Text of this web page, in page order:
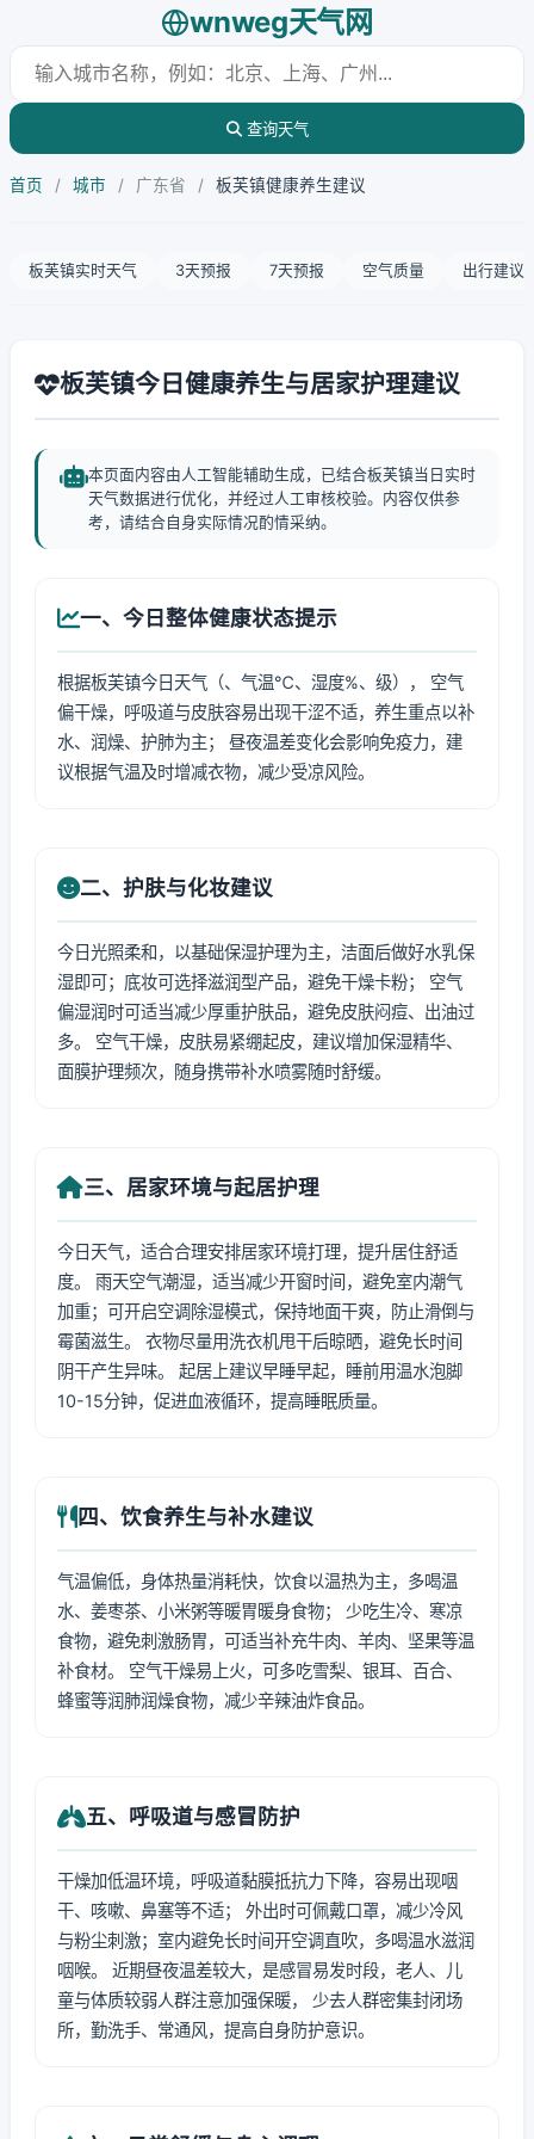
wnweg天气网
查询天气
首页 / 城市 / 广东省 / 板芙镇健康养生建议
板芙镇实时天气 3天预报 7天预报 空气质量 出行建议
板芙镇今日健康养生与居家护理建议
本页面内容由人工智能辅助生成，已结合板芙镇当日实时
天气数据进行优化，并经过人工审核校验。内容仅供参
考，请结合自身实际情况酌情采纳。
一、今日整体健康状态提示
根据板芙镇今日天气（、气温℃、湿度%、级）， 空气
偏干燥，呼吸道与皮肤容易出现干涩不适，养生重点以补
水、润燥、护肺为主； 昼夜温差变化会影响免疫力，建
议根据气温及时增减衣物，减少受凉风险。
二、护肤与化妆建议
今日光照柔和，以基础保湿护理为主，洁面后做好水乳保
湿即可；底妆可选择滋润型产品，避免干燥卡粉； 空气
偏湿润时可适当减少厚重护肤品，避免皮肤闷痘、出油过
多。 空气干燥，皮肤易紧绷起皮，建议增加保湿精华、
面膜护理频次，随身携带补水喷雾随时舒缓。
三、居家环境与起居护理
今日天气，适合合理安排居家环境打理，提升居住舒适
度。 雨天空气潮湿，适当减少开窗时间，避免室内潮气
加重；可开启空调除湿模式，保持地面干爽，防止滑倒与
霉菌滋生。 衣物尽量用洗衣机甩干后晾晒，避免长时间
阴干产生异味。 起居上建议早睡早起，睡前用温水泡脚
10-15分钟，促进血液循环，提高睡眠质量。
四、饮食养生与补水建议
气温偏低，身体热量消耗快，饮食以温热为主，多喝温
水、姜枣茶、小米粥等暖胃暖身食物； 少吃生冷、寒凉
食物，避免刺激肠胃，可适当补充牛肉、羊肉、坚果等温
补食材。 空气干燥易上火，可多吃雪梨、银耳、百合、
蜂蜜等润肺润燥食物，减少辛辣油炸食品。
五、呼吸道与感冒防护
干燥加低温环境，呼吸道黏膜抵抗力下降，容易出现咽
干、咳嗽、鼻塞等不适； 外出时可佩戴口罩，减少冷风
与粉尘刺激；室内避免长时间开空调直吹，多喝温水滋润
咽喉。 近期昼夜温差较大，是感冒易发时段，老人、儿
童与体质较弱人群注意加强保暖， 少去人群密集封闭场
所，勤洗手、常通风，提高自身防护意识。